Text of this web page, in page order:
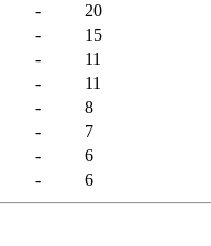
-
20
-
15
-
11
-
11
-
8
-
7
-
6
- 6